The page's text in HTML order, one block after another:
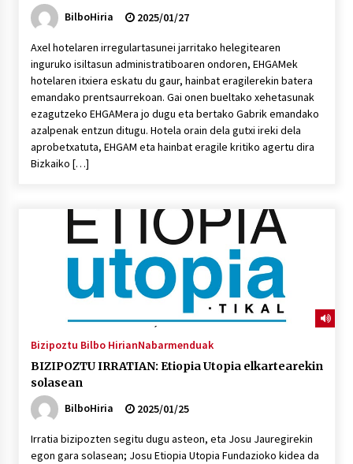
BilboHiria
2025/01/27
Axel hotelaren irregulartasunei jarritako helegitearen
inguruko isiltasun administratiboaren ondoren, EHGAMek
hotelaren itxiera eskatu du gaur, hainbat eragilerekin batera
emandako prentsaurrekoan. Gai onen bueltako xehetasunak
ezagutzeko EHGAMera jo dugu eta bertako Gabrik emandako
azalpenak entzun ditugu. Hotela orain dela gutxi ireki dela
aprobetxatuta, EHGAM eta hainbat eragile kritiko agertu dira
Bizkaiko […]
Bizipoztu Bilbo HirianNabarmenduak
BIZIPOZTU IRRATIAN: Etiopia Utopia elkartearekin
solasean
BilboHiria
2025/01/25
Irratia bizipozten segitu dugu asteon, eta Josu Jauregirekin
egon gara solasean; Josu Etiopia Utopia Fundazioko kidea da